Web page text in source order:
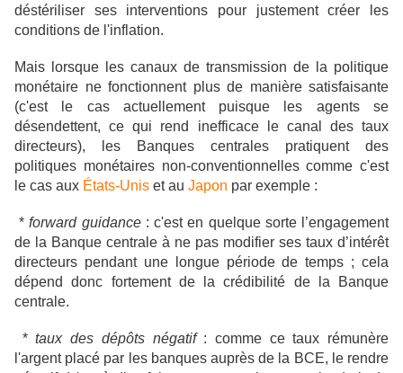
déstériliser ses interventions pour justement créer les
conditions de l'inflation.
Mais lorsque
les canaux de transmission de la politique
monétaire ne fonctionnent plus de manière satisfaisante
(c'est le cas actuellement puisque les agents se
désendettent, ce qui rend inefficace le canal des taux
directeurs), les Banques centrales pratiquent des
politiques monétaires non-conventionnelles comme c'est
le cas aux États-Unis et au Japon par exemple :
*forward guidance: c'est en quelque sorte l’engagement
de la Banque centrale à ne pas modifier ses taux d’intérêt
directeurs pendant une longue période de temps ; cela
dépend donc fortement de la crédibilité de la Banque
centrale.
*taux des dépôts négatif: comme ce taux rémunère
l'argent placé par les banques auprès de la BCE, le rendre